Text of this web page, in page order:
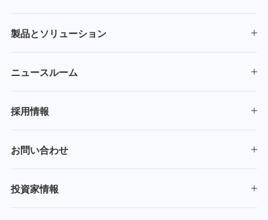
製品とソリューション
ニュースルーム
採用情報
お問い合わせ
投資家情報